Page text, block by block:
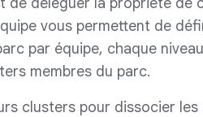
vous permettent de
par équipe, chaque
membres du parc.
clusters pour dissocier les